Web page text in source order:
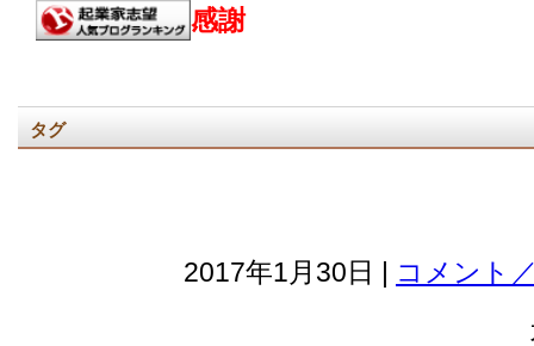
感謝
タグ
2017年1月30日 | コメント